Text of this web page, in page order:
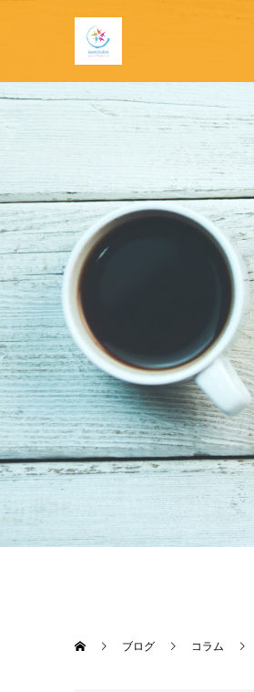
ブログ コラム